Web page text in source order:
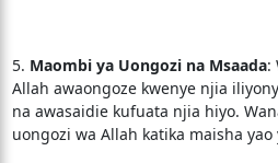
5. Maombi ya Uongozi na Msaada:
Allah awaongoze kwenye njia
na awasaidie kufuata njia hiyo.
uongozi wa Allah katika maisha yao